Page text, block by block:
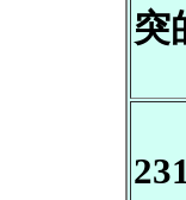
突